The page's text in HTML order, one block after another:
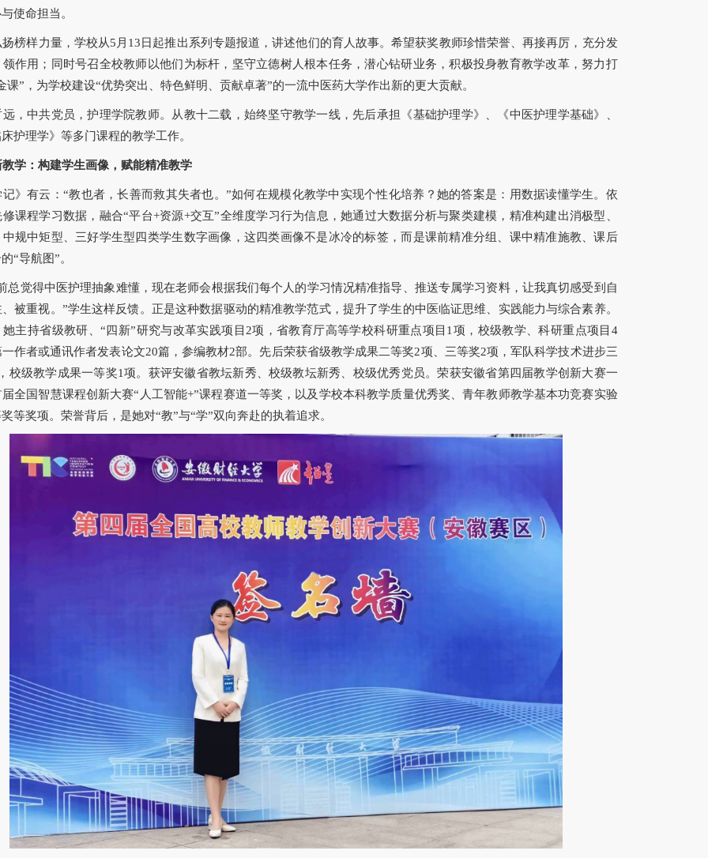
使命担当。
扬榜样力量，学校从5月13日起推出系列专题报道，讲述他们的育人故事。希望获奖教师珍惜荣誉、再接再厉，充分发
作用；同时号召全校教师以他们为标杆，坚守立德树人根本任务，潜心钻研业务，积极投身教育教学改革，努力打
课”，为学校建设“优势突出、特色鲜明、贡献卓著”的一流中医药大学作出新的更大贡献。
远，中共党员，护理学院教师。从教十二载，始终坚守教学一线，先后承担《基础护理学》、《中医护理学基础》、
护理学》等多门课程的教学工作。
教学：构建学生画像，赋能精准教学
记》有云：“教也者，长善而救其失者也。”如何在规模化教学中实现个性化培养？她的答案是：用数据读懂学生。依
课程学习数据，融合“平台+资源+交互”全维度学习行为信息，她通过大数据分析与聚类建模，精准构建出消极型、
规中矩型、三好学生型四类学生数字画像，这四类画像不是冰冷的标签，而是课前精准分组、课中精准施教、课后
“导航图”。
总觉得中医护理抽象难懂，现在老师会根据我们每个人的学习情况精准指导、推送专属学习资料，让我真切感受到自
被重视。”学生这样反馈。正是这种数据驱动的精准教学范式，提升了学生的中医临证思维、实践能力与综合素养。
主持省级教研、“四新”研究与改革实践项目2项，省教育厅高等学校科研重点项目1项，校级教学、科研重点项目4
作者或通讯作者发表论文20篇，参编教材2部。先后荣获省级教学成果二等奖2项、三等奖2项，军队科学技术进步三
校级教学成果一等奖1项。获评安徽省教坛新秀、校级教坛新秀、校级优秀党员。荣获安徽省第四届教学创新大赛一
全国智慧课程创新大赛“人工智能+”课程赛道一等奖，以及学校本科教学质量优秀奖、青年教师教学基本功竞赛实验
等奖项。荣誉背后，是她对“教”与“学”双向奔赴的执着追求。